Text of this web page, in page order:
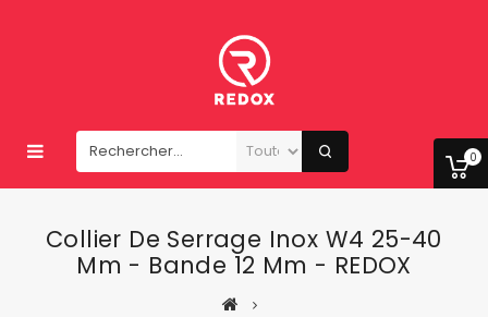
0
Collier De Serrage Inox W4 25-40
Mm - Bande 12 Mm - REDOX